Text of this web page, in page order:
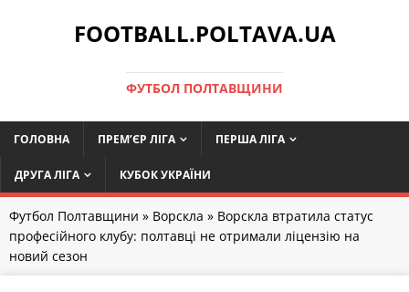
FOOTBALL.POLTAVA.UA
ФУТБОЛ ПОЛТАВЩИНИ
ГОЛОВНА ПРЕМ’ЄР ЛІГА ПЕРША ЛІГА
ДРУГА ЛІГА КУБОК УКРАЇНИ
Футбол Полтавщини » Ворскла » Ворскла втратила статус
професійного клубу: полтавці не отримали ліцензію на
новий сезон